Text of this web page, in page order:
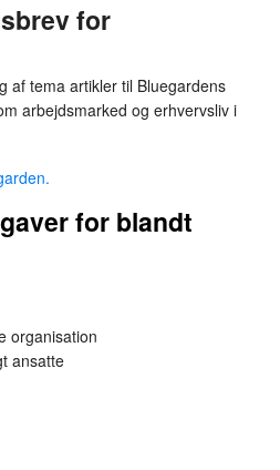
for
af tema artikler til Bluegardens
arbejdsmarked og erhvervsliv i
for blandt
organisation
ansatte